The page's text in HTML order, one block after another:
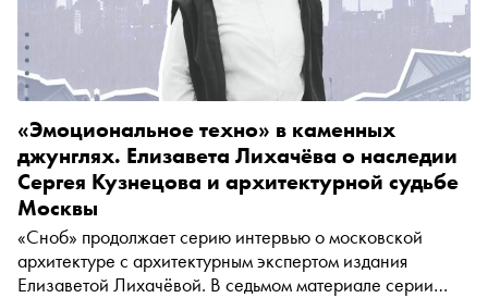
«Эмоциональное техно» в каменных
джунглях. Елизавета Лихачёва о наследии
Сергея Кузнецова и архитектурной судьбе
Москвы
«Сноб» продолжает серию интервью о московской
архитектуре с архитектурным экспертом издания
Елизаветой Лихачёвой. В седьмом материале серии